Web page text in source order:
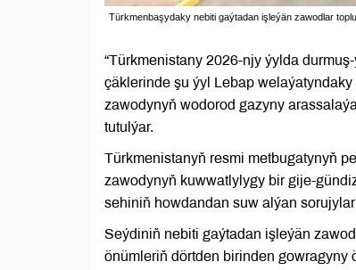
Türkmenbaşydaky nebiti gaýtadan işleýän zawodlar
“Türkmenistany 2026-njy ýylda
çäklerinde şu ýyl Lebap
zawodynyň wodorod gazyny
tutulýar.
Türkmenistanyň resmi metbugatynyň
zawodynyň kuwwatlylygy bir gije-
sehiniň howdandan suw alýan
Seýdiniň nebiti gaýtadan işleýän
önümleriň dörtden birinden gowragyny